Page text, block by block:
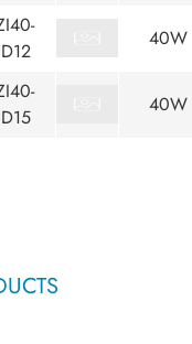
40W
40W